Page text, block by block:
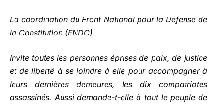
La coordination du Front National pour la Défense de
la Constitution (FNDC)
Invite toutes les personnes éprises de paix, de justice
et de liberté à se joindre à elle pour accompagner à
leurs dernières demeures, les dix compatriotes
assassinés. Aussi demande-t-elle à tout le peuple de